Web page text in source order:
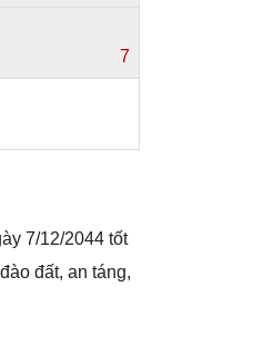
7
7/12/2044 tốt
đất, an táng,